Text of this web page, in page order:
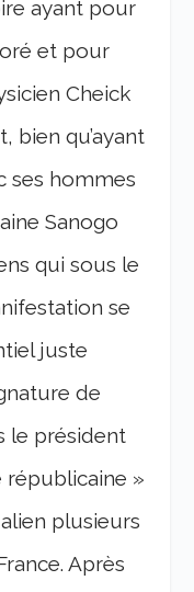
ayant pour
et pour
Cheick
bien qu’ayant
ses hommes
Sanogo
qui sous le
se
juste
de
le président
républicaine »
plusieurs
Après